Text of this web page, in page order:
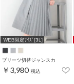
WEB限定ｻｲｽﾞ[3L]
プリーツ切替ジャンスカ
￥3,980 税込